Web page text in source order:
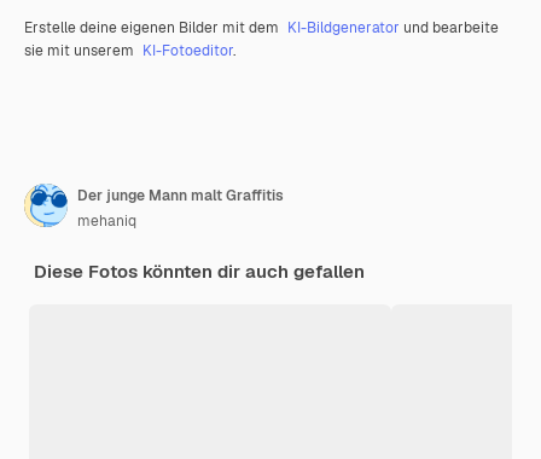
Erstelle deine eigenen Bilder mit dem KI-Bildgenerator und bearbeite
sie mit unserem KI-Fotoeditor.
Der junge Mann malt Graffitis
mehaniq
Diese Fotos könnten dir auch gefallen